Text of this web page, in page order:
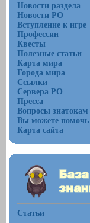
Новости раздела
Новости РО
Вступление к игре
Профессии
Квесты
Полезные статьи
Карта мира
Города мира
Ссылки
Сервера РО
Пресса
Вопросы знатокам
Вы можете помочь
Карта сайта
Статьи